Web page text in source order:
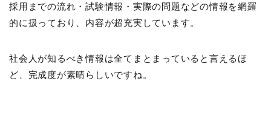
採用までの流れ・試験情報・実際の問題などの情報を網羅
的に扱っており、内容が超充実しています。
社会人が知るべき情報は全てまとまっていると言えるほ
ど、完成度が素晴らしいですね。